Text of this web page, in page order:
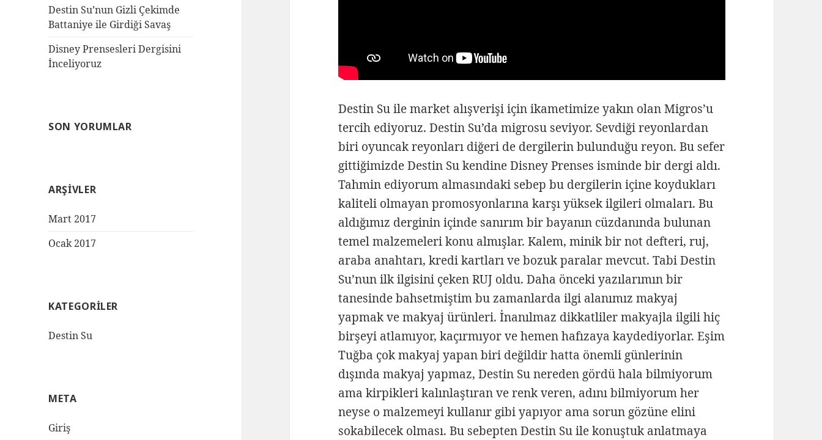
Destin Su’nun Gizli Çekimde
Battaniye ile Girdiği Savaş
Disney Prensesleri Dergisini
İnceliyoruz
SON YORUMLAR
ARŞIVLER
Mart 2017
Ocak 2017
KATEGORILER
Destin Su
META
Giriş
Destin Su ile market alışverişi için ikametimize yakın olan Migros’u
tercih ediyoruz. Destin Su’da migrosu seviyor. Sevdiği reyonlardan
biri oyuncak reyonları diğeri de dergilerin bulunduğu reyon. Bu sefer
gittiğimizde Destin Su kendine Disney Prenses isminde bir dergi aldı.
Tahmin ediyorum almasındaki sebep bu dergilerin içine koydukları
kaliteli olmayan promosyonlarına karşı yüksek ilgileri olmaları. Bu
aldığımız derginin içinde sanırım bir bayanın cüzdanında bulunan
temel malzemeleri konu almışlar. Kalem, minik bir not defteri, ruj,
araba anahtarı, kredi kartları ve bozuk paralar mevcut. Tabi Destin
Su’nun ilk ilgisini çeken RUJ oldu. Daha önceki yazılarımın bir
tanesinde bahsetmiştim bu zamanlarda ilgi alanımız makyaj
yapmak ve makyaj ürünleri. İnanılmaz dikkatliler makyajla ilgili hiç
birşeyi atlamıyor, kaçırmıyor ve hemen hafızaya kaydediyorlar. Eşim
Tuğba çok makyaj yapan biri değildir hatta önemli günlerinin
dışında makyaj yapmaz, Destin Su nereden gördü hala bilmiyorum
ama kirpikleri kalınlaştıran ve renk veren, adını bilmiyorum her
neyse o malzemeyi kullanır gibi yapıyor ama sorun gözüne elini
sokabilecek olması. Bu sebepten Destin Su ile konuştuk anlatmaya